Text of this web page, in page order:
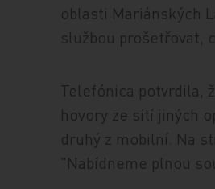
oblasti Mariánských
službou prošetřovat,
Telefónica potvrdila,
hovory ze sítí jiných
druhý z mobilní. Na
"Nabídneme plnou